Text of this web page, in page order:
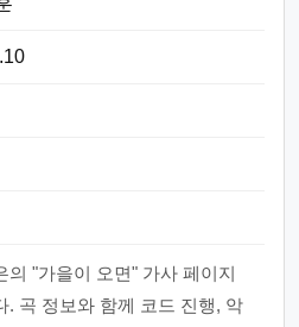
의 "가을이 오면" 가사 페이지
. 곡 정보와 함께 코드 진행, 악